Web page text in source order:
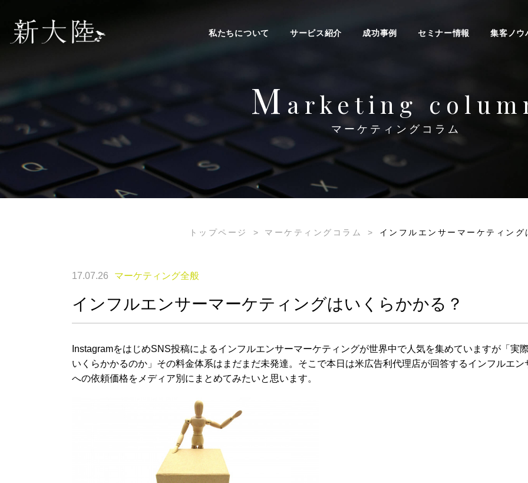
私たちについて サービス紹介 成功事例 セミナー情報 集客ノウ
M arketing
マーケティングコラム
トップページ > マーケティングコラム > インフルエンサーマーケティング
17.07.26 マーケティング全般
インフルエンサーマーケティングはいくらかかる？
InstagramをはじめSNS投稿によるインフルエンサーマーケティングが世界中で人気を集めていますが「実
いくらかかるのか」その料金体系はまだまだ未発達。そこで本日は米広告利代理店が回答するインフルエン
への依頼価格をメディア別にまとめてみたいと思います。